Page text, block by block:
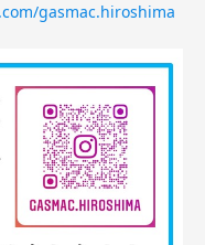
gasmac.hiroshima